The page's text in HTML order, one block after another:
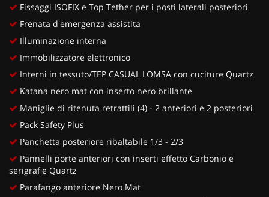
Fissaggi ISOFIX e Top Tether per i posti laterali posteriori
Frenata d'emergenza assistita
Illuminazione interna
Immobilizzatore elettronico
Interni in tessuto/TEP CASUAL LOMSA con cuciture Quartz
Katana nero mat con inserto nero brillante
Maniglie di ritenuta retrattili (4) - 2 anteriori e 2 posteriori
Pack Safety Plus
Panchetta posteriore ribaltabile 1/3 - 2/3
Pannelli porte anteriori con inserti effetto Carbonio e
serigrafie Quartz
Parafango anteriore Nero Mat